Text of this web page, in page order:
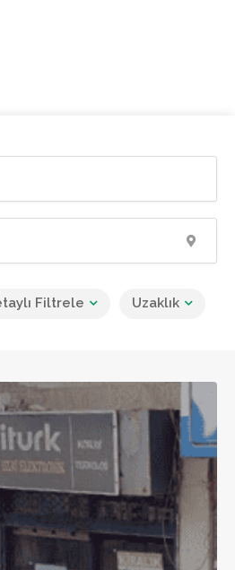
Filtrele Uzaklık